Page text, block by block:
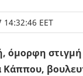
14:32:46 EET
όμορφη